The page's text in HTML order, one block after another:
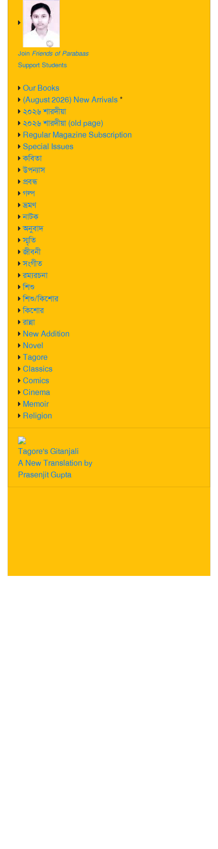
Join Friends of Parabaas
Support Students
Our Books
(August 2026) New Arrivals*
২০২৬ শারদীয়া
২০২৬ শারদীয়া (old page)
Regular Magazine Subscription
Special Issues
কবিতা
উপন্যাস
প্রবন্ধ
গল্প
ভ্রমণ
নাটক
অনুবাদ
স্মৃতি
জীবনী
সংগীত
রম্যরচনা
শিশু
শিশু/কিশোর
কিশোর
রান্না
New Addition
Novel
Tagore
Classics
Comics
Cinema
Memoir
Religion
Tagore's Gitanjali
A New Translation by
Prasenjit Gupta